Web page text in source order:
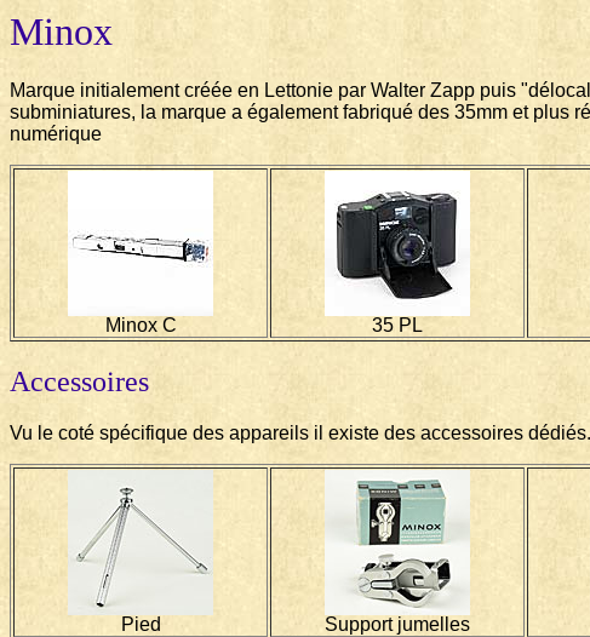
Minox
Marque initialement créée en Lettonie par Walter Zapp puis
subminiatures, la marque a également fabriqué des 35mm et plus
numérique
Minox C 35 PL
Accessoires
Vu le coté spécifique des appareils il existe des accessoires dédiés.
Pied Support jumelles